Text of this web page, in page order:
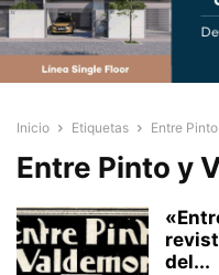
Inicio Etiquetas Entre
Entre Pinto y
del...